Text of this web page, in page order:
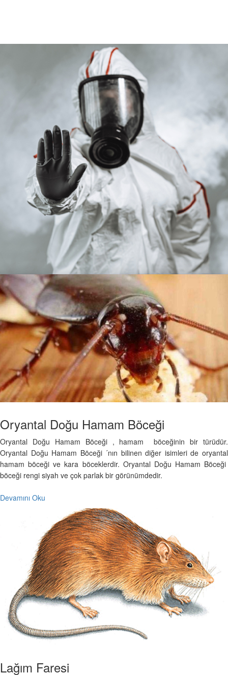
Haşereler
Oryantal Doğu Hamam Böceği
Oryantal Doğu Hamam Böceği , hamam böceğinin bir türüdür.
Oryantal Doğu Hamam Böceği ´nın bilinen diğer isimleri de oryantal
hamam böceği ve kara böceklerdir. Oryantal Doğu Hamam Böceği
böceği rengi siyah ve çok parlak bir görünümdedir.
Devamını Oku
Lağım Faresi